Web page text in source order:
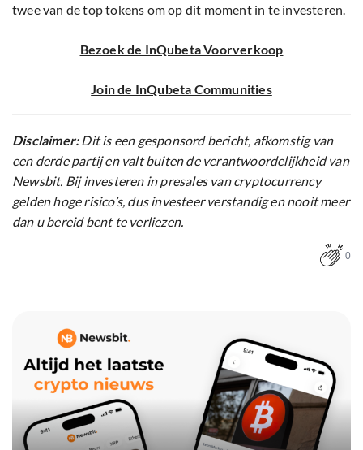
twee van de top tokens om op dit moment in te investeren.
Bezoek de InQubeta Voorverkoop
Join de InQubeta Communities
Disclaimer:Dit is een gesponsord bericht, afkomstig van
een derde partij en valt buiten de verantwoordelijkheid van
Newsbit. Bij investeren in presales van cryptocurrency
gelden hoge risico’s, dus investeer verstandig en nooit meer
dan u bereid bent te verliezen.
0